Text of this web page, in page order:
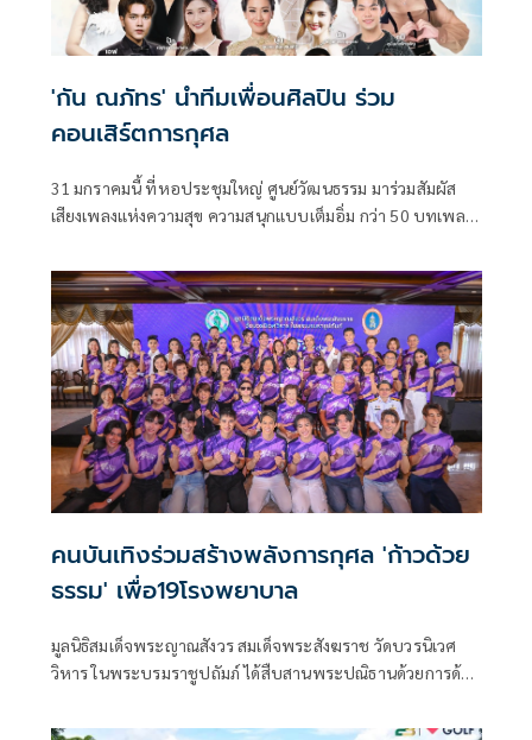
'กัน ณภัทร' นำทีมเพื่อนศิลปิน ร่วม
คอนเสิร์ตการกุศล
31 มกราคมนี้ ที่หอประชุมใหญ่ ศูนย์วัฒนธรรม มาร่วมสัมผัส
เสียงเพลงแห่งความสุข ความสนุกแบบเต็มอิ่ม กว่า 50 บทเพลง
คุณค่า เพลงระดับตำนานที่ยังคงตราตรึงใจ ที่ส่งต่อจากรุ่นสู่รุ่น
ที่ไม่เคยจางหาย ใน“The Rose Melody เสียงเพลงสื่อรัก”
คอนเสิร์ตการกุศลที่จัดโดยชมรมครูเก่าสวนกุหลาบวิทยาลัย
เพื่อสนับสนุนกิจกรรมสาธารณกุศล
คนบันเทิงร่วมสร้างพลังการกุศล 'ก้าวด้วย
ธรรม' เพื่อ19โรงพยาบาล
มูลนิธิสมเด็จพระญาณสังวร สมเด็จพระสังฆราช วัดบวรนิเวศ
วิหาร ในพระบรมราชูปถัมภ์ ได้สืบสานพระปณิธานด้วยการด้วย
เปิดโอกาสให้ประชาชนผู้มีจิตอาสาได้ร่วมเป็นส่วนหนึ่งในการ